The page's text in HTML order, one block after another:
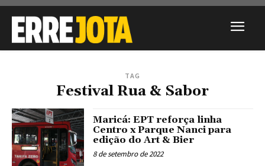
TAG
Festival Rua & Sabor
Maricá: EPT reforça linha
Centro x Parque Nanci para
edição do Art & Bier
8 de setembro de 2022